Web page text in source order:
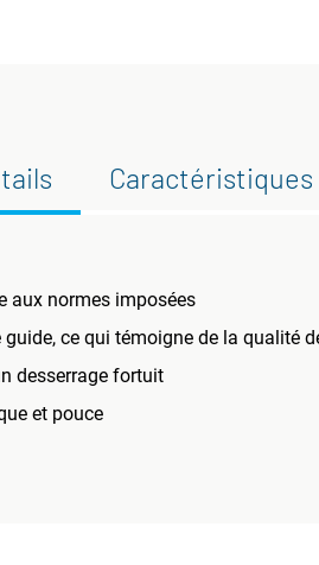
Caractéristiques
aux normes imposées
ce qui témoigne de la qualité
desserrage fortuit
et pouce